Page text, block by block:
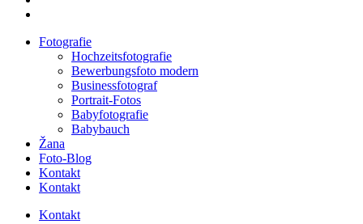
Close
Fotografie
Hochzeitsfotografie
Bewerbungsfoto modern
Businessfotograf
Portrait-Fotos
Babyfotografie
Babybauch
Žana
Foto-Blog
Kontakt
Kontakt
Kontakt